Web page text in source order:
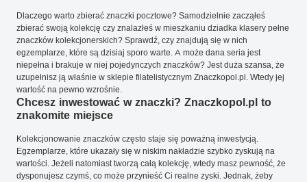
Dlaczego warto zbierać znaczki pocztowe? Samodzielnie zacząłeś
zbierać swoją kolekcję czy znalazłeś w mieszkaniu dziadka klasery pełne
znaczków kolekcjonerskich? Sprawdź, czy znajdują się w nich
egzemplarze, które są dzisiaj sporo warte. A może dana seria jest
niepełna i brakuje w niej pojedynczych znaczków? Jest duża szansa, że
uzupełnisz ją właśnie w sklepie filatelistycznym Znaczkopol.pl. Wtedy jej
wartość na pewno wzrośnie.
Chcesz inwestować w znaczki? Znaczkopol.pl to
znakomite miejsce
Kolekcjonowanie znaczków często staje się poważną inwestycją.
Egzemplarze, które ukazały się w niskim nakładzie szybko zyskują na
wartości. Jeżeli natomiast tworzą całą kolekcję, wtedy masz pewność, że
dysponujesz czymś, co może przynieść Ci realne zyski. Jednak, żeby